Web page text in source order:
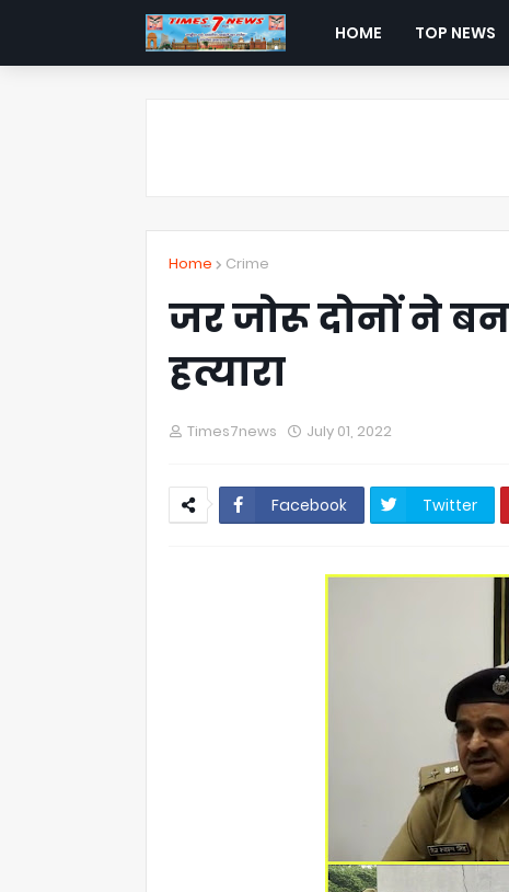
HOME TOP NEWS
Home Crime
जर जोरू दोनों ने
हत्यारा
Times7news July 01, 2022
Facebook Twitter